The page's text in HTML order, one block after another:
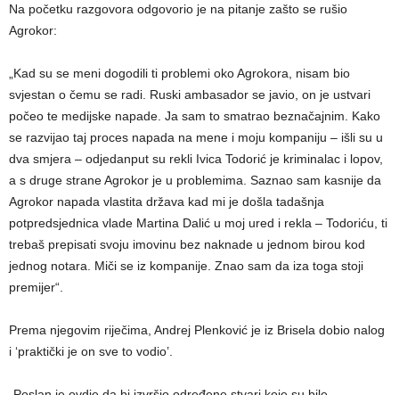
Na početku razgovora odgovorio je na pitanje zašto se rušio
Agrokor:
„Kad su se meni dogodili ti problemi oko Agrokora, nisam bio
svjestan o čemu se radi. Ruski ambasador se javio, on je ustvari
počeo te medijske napade. Ja sam to smatrao beznačajnim. Kako
se razvijao taj proces napada na mene i moju kompaniju – išli su u
dva smjera – odjedanput su rekli Ivica Todorić je kriminalac i lopov,
a s druge strane Agrokor je u problemima. Saznao sam kasnije da
Agrokor napada vlastita država kad mi je došla tadašnja
potpredsjednica vlade Martina Dalić u moj ured i rekla – Todoriću, ti
trebaš prepisati svoju imovinu bez naknade u jednom birou kod
jednog notara. Miči se iz kompanije. Znao sam da iza toga stoji
premijer“.
Prema njegovim riječima, Andrej Plenković je iz Brisela dobio nalog
i ‘praktički je on sve to vodio’.